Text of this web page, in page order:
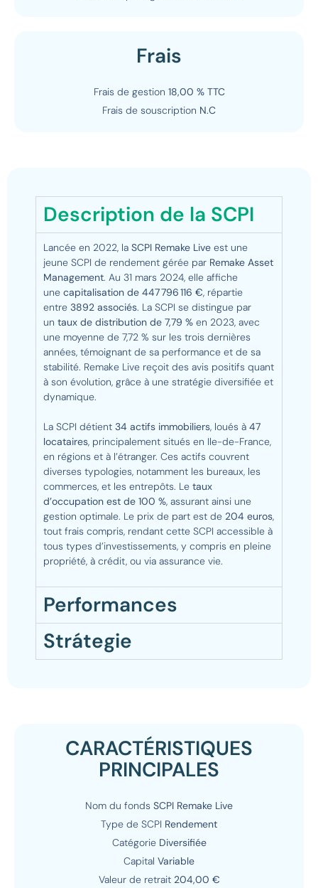
Frais
Frais de gestion 18,00 % TTC
Frais de souscription N.C
Description de la SCPI
Lancée en 2022, la SCPI Remake Live est une
jeune SCPI de rendement gérée par Remake Asset
Management. Au 31 mars 2024, elle affiche
une capitalisation de 447 796 116 €, répartie
entre 3892 associés. La SCPI se distingue par
un taux de distribution de 7,79 % en 2023, avec
une moyenne de 7,72 % sur les trois dernières
années, témoignant de sa performance et de sa
stabilité. Remake Live reçoit des avis positifs quant
à son évolution, grâce à une stratégie diversifiée et
dynamique.
La SCPI détient 34 actifs immobiliers, loués à 47
locataires, principalement situés en Ile-de-France,
en régions et à l’étranger. Ces actifs couvrent
diverses typologies, notamment les bureaux, les
commerces, et les entrepôts. Le taux
d’occupation est de 100 %, assurant ainsi une
gestion optimale. Le prix de part est de 204 euros,
tout frais compris, rendant cette SCPI accessible à
tous types d’investissements, y compris en pleine
propriété, à crédit, ou via assurance vie.
Performances
Strátegie
CARACTÉRISTIQUES
PRINCIPALES
Nom du fonds SCPI Remake Live
Type de SCPI Rendement
Catégorie Diversifiée
Capital Variable
Valeur de retrait 204,00 €